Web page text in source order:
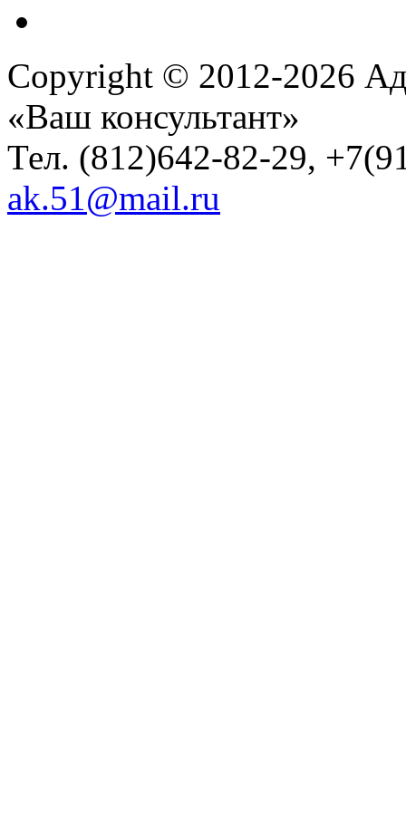
Copyright © 2012-2026
«Ваш консультант»
Тел. (812)642-82-29,
ak.51@mail.ru